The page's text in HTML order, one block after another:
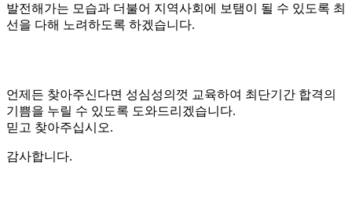
발전해가는 모습과 더불어 지역사회에 보탬이 될 수 있도록 최
선을 다해 노려하도록 하겠습니다.
언제든 찾아주신다면 성심성의껏 교육하여 최단기간 합격의
기쁨을 누릴 수 있도록 도와드리겠습니다.
믿고 찾아주십시오.
감사합니다.